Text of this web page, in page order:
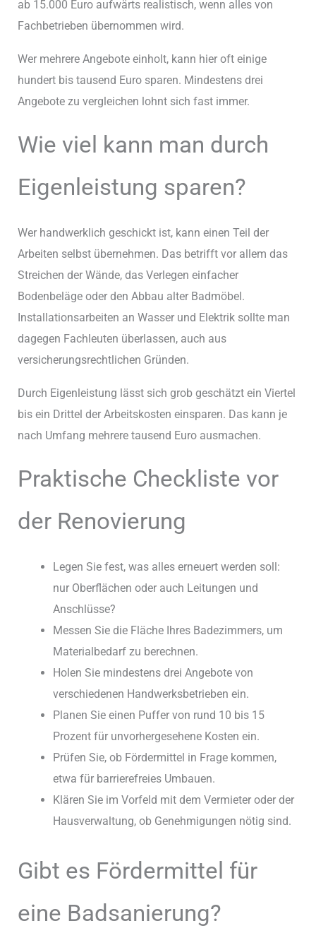
ab 15.000 Euro aufwärts realistisch, wenn alles von
Fachbetrieben übernommen wird.
Wer mehrere Angebote einholt, kann hier oft einige
hundert bis tausend Euro sparen. Mindestens drei
Angebote zu vergleichen lohnt sich fast immer.
Wie viel kann man durch
Eigenleistung sparen?
Wer handwerklich geschickt ist, kann einen Teil der
Arbeiten selbst übernehmen. Das betrifft vor allem das
Streichen der Wände, das Verlegen einfacher
Bodenbeläge oder den Abbau alter Badmöbel.
Installationsarbeiten an Wasser und Elektrik sollte man
dagegen Fachleuten überlassen, auch aus
versicherungsrechtlichen Gründen.
Durch Eigenleistung lässt sich grob geschätzt ein Viertel
bis ein Drittel der Arbeitskosten einsparen. Das kann je
nach Umfang mehrere tausend Euro ausmachen.
Praktische Checkliste vor
der Renovierung
Legen Sie fest, was alles erneuert werden soll:
nur Oberflächen oder auch Leitungen und
Anschlüsse?
Messen Sie die Fläche Ihres Badezimmers, um
Materialbedarf zu berechnen.
Holen Sie mindestens drei Angebote von
verschiedenen Handwerksbetrieben ein.
Planen Sie einen Puffer von rund 10 bis 15
Prozent für unvorhergesehene Kosten ein.
Prüfen Sie, ob Fördermittel in Frage kommen,
etwa für barrierefreies Umbauen.
Klären Sie im Vorfeld mit dem Vermieter oder der
Hausverwaltung, ob Genehmigungen nötig sind.
Gibt es Fördermittel für
eine Badsanierung?